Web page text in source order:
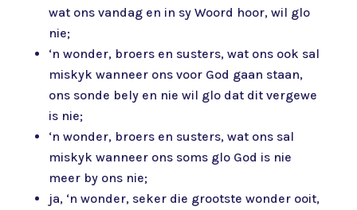
wat ons vandag en in sy Woord hoor, wil glo
nie;
‘n wonder, broers en susters, wat ons ook sal
miskyk wanneer ons voor God gaan staan,
ons sonde bely en nie wil glo dat dit vergewe
is nie;
‘n wonder, broers en susters, wat ons sal
miskyk wanneer ons soms glo God is nie
meer by ons nie;
ja, ‘n wonder, seker die grootste wonder ooit,